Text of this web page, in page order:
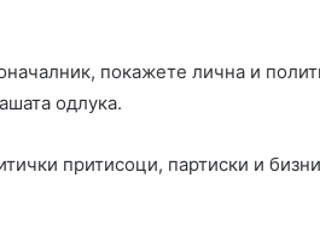
покажете лична и
одлука.
притисоци, партиски и